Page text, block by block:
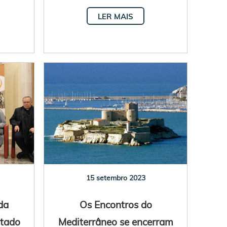
LER MAIS
15 setembro 2023
Os Encontros do
Mediterrâneo se encerram